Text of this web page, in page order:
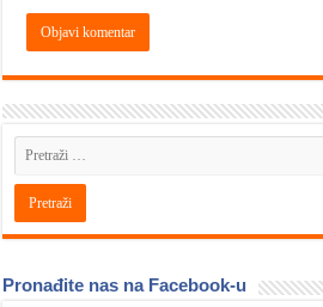
Pronađite nas na Facebook-u